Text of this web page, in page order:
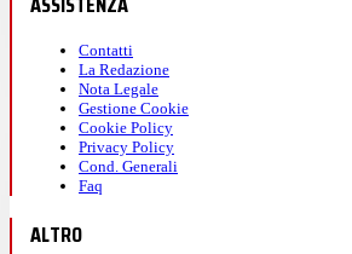
Contatti
La Redazione
Nota Legale
Gestione Cookie
Cookie Policy
Privacy Policy
Cond. Generali
Faq
ALTRO